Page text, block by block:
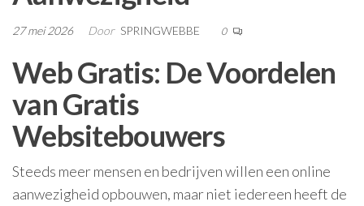
27 mei 2026 Door SPRINGWEBBE 0
Web Gratis: De Voordelen
van Gratis
Websitebouwers
Steeds meer mensen en bedrijven willen een online
aanwezigheid opbouwen, maar niet iedereen heeft de